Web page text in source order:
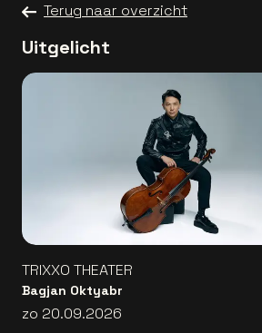
Terug naar overzicht
Uitgelicht
TRIXXO THEATER
Bagjan Oktyabr
zo 20.09.2026